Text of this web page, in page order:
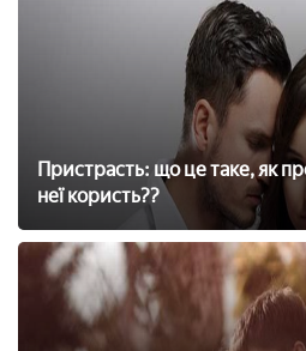
Пристрасть: що це таке, як
неї користь??